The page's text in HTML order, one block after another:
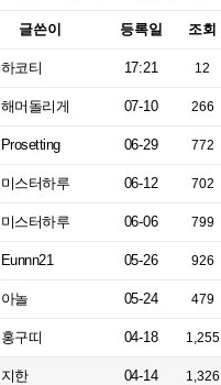
글쓴이 등록일 조회
하코티 17:21 12
해머돌리게 07-10 266
Prosetting 06-29 772
미스터하루 06-12 702
미스터하루 06-06 799
Eunnn21 05-26 926
아놀 05-24 479
홍구띠 04-18 1,255
지한 04-14 1,326